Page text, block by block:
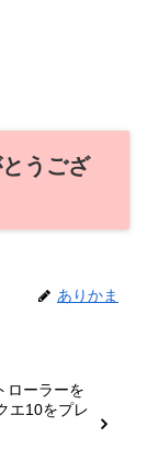
うござ
ありかま
ローラーを
エ10をプレ